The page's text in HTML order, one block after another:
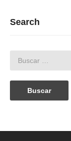
Search